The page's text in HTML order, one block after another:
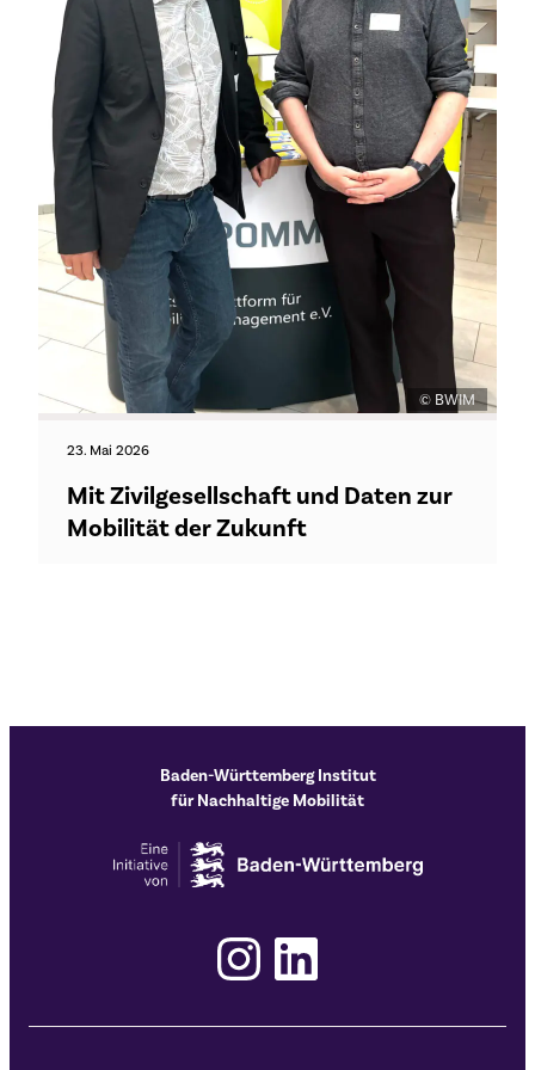
© BWIM
23. Mai 2026
Mit Zivilgesellschaft und Daten zur
Mobilität der Zukunft
Baden-Württemberg Institut
für Nachhaltige Mobilität
Instagram LinkedIn